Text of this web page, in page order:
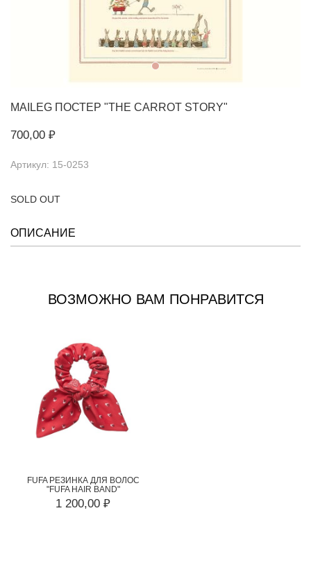
MAILEG ПОСТЕР "THE CARROT STORY"
700,00 ₽
Артикул: 15-0253
SOLD OUT
ОПИСАНИЕ
ВОЗМОЖНО ВАМ ПОНРАВИТСЯ
FUFA РЕЗИНКА ДЛЯ ВОЛОС
"FUFA HAIR BAND"
1 200,00 ₽